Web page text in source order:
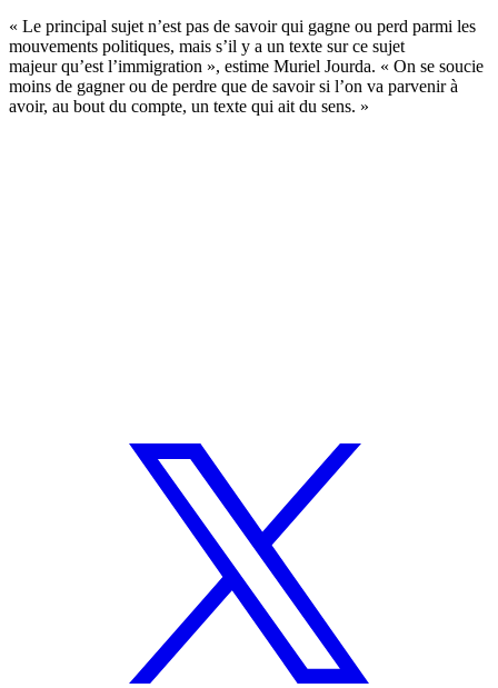
« Le principal sujet n’est pas de savoir qui gagne ou perd parmi les
mouvements politiques, mais s’il y a un texte sur ce sujet
majeur qu’est l’immigration », estime Muriel Jourda. « On se soucie
moins de gagner ou de perdre que de savoir si l’on va parvenir à
avoir, au bout du compte, un texte qui ait du sens. »